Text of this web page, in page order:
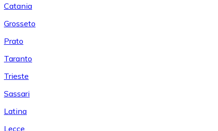
Catania
Grosseto
Prato
Taranto
Trieste
Sassari
Latina
Lecce